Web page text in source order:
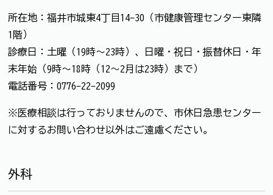
所在地：福井市城東4丁目14-30（市健康管理センター東隣
1階）
診療日：土曜（19時～23時）、日曜・祝日・振替休日・年
末年始（9時～18時（12～2月は23時）まで）
電話番号：0776-22-2099
※医療相談は行っておりませんので、市休日急患センター
に対するお問い合わせ以外はご遠慮ください。
外科